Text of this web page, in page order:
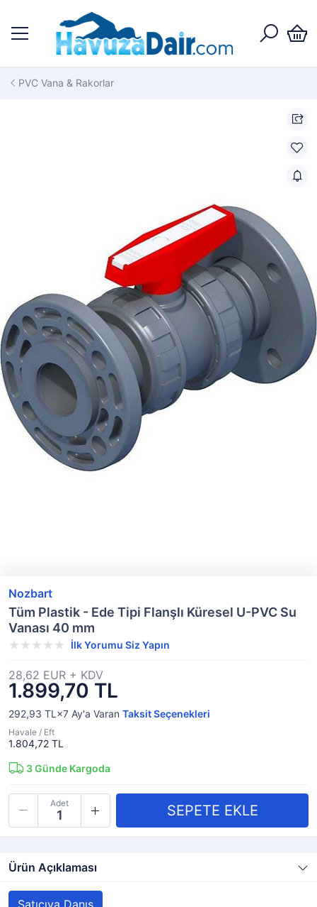
PVC Vana & Rakorlar
Nozbart
Tüm Plastik - Ede Tipi Flanşlı Küresel U-PVC Su
Vanası 40 mm
İlk Yorumu Siz Yapın
1.899,70 TL
28,62 EUR + KDV
292,93 TL×7 Ay'a Varan Taksit Seçenekleri
Havale / Eft
1.804,72 TL
3Günde Kargoda
Adet
Ürün Açıklaması
Satıcıya Danış